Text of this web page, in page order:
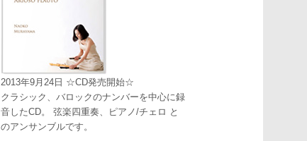
2013年9月24日 ☆CD発売開始☆
クラシック、バロックのナンバーを中心に録
音したCD。 弦楽四重奏、ピアノ/チェロ と
のアンサンブルです。